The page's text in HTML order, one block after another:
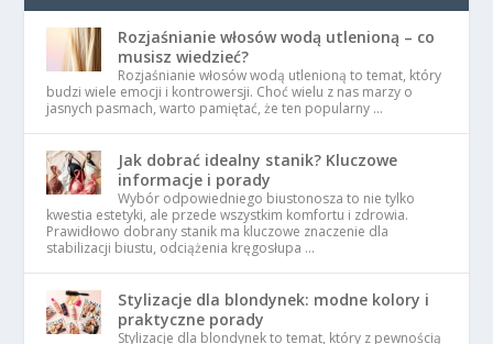
Rozjaśnianie włosów wodą utlenioną – co
musisz wiedzieć?
Rozjaśnianie włosów wodą utlenioną to temat, który
budzi wiele emocji i kontrowersji. Choć wielu z nas marzy o
jasnych pasmach, warto pamiętać, że ten popularny …
Jak dobrać idealny stanik? Kluczowe
informacje i porady
Wybór odpowiedniego biustonosza to nie tylko
kwestia estetyki, ale przede wszystkim komfortu i zdrowia.
Prawidłowo dobrany stanik ma kluczowe znaczenie dla
stabilizacji biustu, odciążenia kręgosłupa …
Stylizacje dla blondynek: modne kolory i
praktyczne porady
Stylizacje dla blondynek to temat, który z pewnością